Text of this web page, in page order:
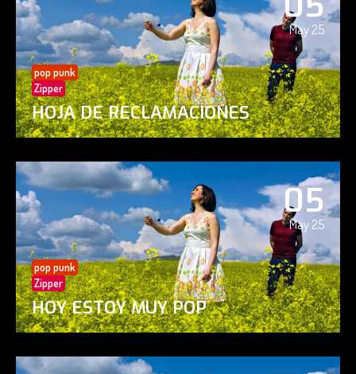
May 25
pop punk
Zipper
HOJA DE RECLAMACIONES
05
May 25
pop punk
Zipper
HOY ESTOY MUY POP